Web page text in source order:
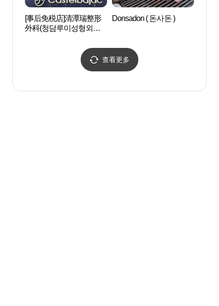
[事后免税店]清潭瑞整形
外科(청담루이성형외과
Donsadon ( 돈사돈 )
查看更多